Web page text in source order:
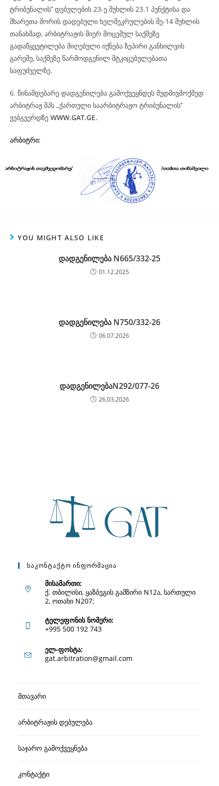
ტრიბუნალის’’ დებულების 23-ე მუხლის 23.1 პუნქტისა და
მხარეთა შორის დადებული ხელშეკრულების მე-14 მუხლის
თანახმად, არბიტრაჟის მიერ მოცემულ საქმეზე
გადაწყვეტილება მიღებული იქნება ზეპირი განხილვის
გარეშე, საქმეზე წარმოდგენილ მტკიცებულებათა
საფუძველზე.
6. წინამდებარე დადგენილება გამოქვეყნდეს მუდმივმოქმედ
არბიტრაჟ შპს ,,ქართული საარბიტრაჟო ტრიბუნალის’’
ვებგვერდზე WWW.GAT.GE.
არბიტრი:
YOU MIGHT ALSO LIKE
დადგენილება N665/332-25
01.12.2025
დადგენილება N750/332-26
06.07.2026
დადგენილებაN292/077-26
26.03.2026
Საკონტაქტო Ინფორმაცია
მისამართი:
ქ. თბილისი, ყაზბეგის გამზირი N12ა, სართული
2, ოთახი N207;
ტელეფონის ნომერი:
+995 500 192 743
in
application
ელ-ფოსტა:
gat.arbitration@gmail.com
მთავარი
არბიტრაჟის დებულება
საჯარო გამოქვეყნება
კონტაქტი